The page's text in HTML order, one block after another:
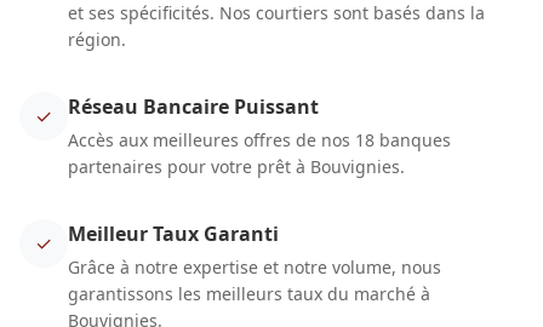
et ses spécificités. Nos courtiers sont basés dans la
région.
✓ Réseau Bancaire Puissant
Accès aux meilleures offres de nos 18 banques
partenaires pour votre prêt à Bouvignies.
✓ Meilleur Taux Garanti
Grâce à notre expertise et notre volume, nous
garantissons les meilleurs taux du marché à
Bouvignies.